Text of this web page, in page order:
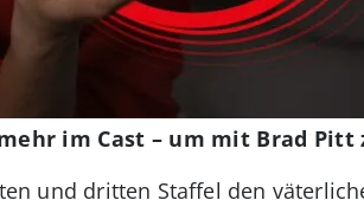
im Cast – um mit Brad Pitt
und dritten Staffel den